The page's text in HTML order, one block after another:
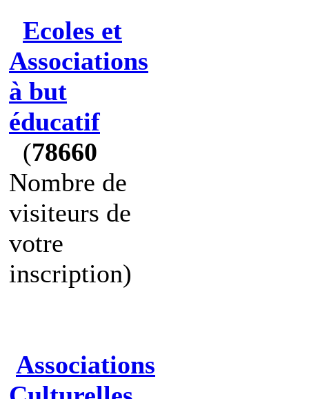
Ecoles et
Associations
à but
éducatif
(78660
Nombre de
visiteurs de
votre
inscription)
Associations